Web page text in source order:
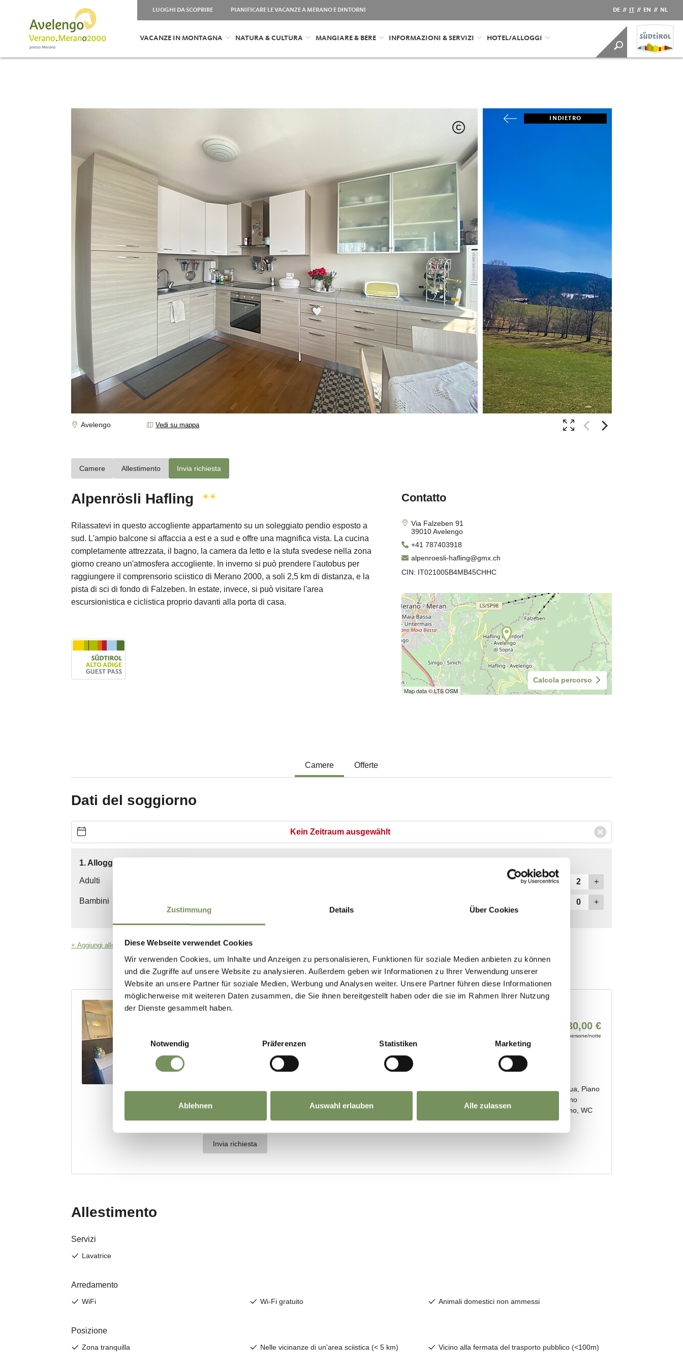
Zustimmung Details Über Cookies
Diese Webseite verwendet Cookies
Wir verwenden Cookies, um Inhalte und Anzeigen zu personalisieren, Funktionen für soziale Medien anbieten zu können
und die Zugriffe auf unsere Website zu analysieren. Außerdem geben wir Informationen zu Ihrer Verwendung unserer
Website an unsere Partner für soziale Medien, Werbung und Analysen weiter. Unsere Partner führen diese Informationen
möglicherweise mit weiteren Daten zusammen, die Sie ihnen bereitgestellt haben oder die sie im Rahmen Ihrer Nutzung
der Dienste gesammelt haben.
Einwilligungsauswahl
Notwendig
Präferenzen Statistiken Marketing
Ablehnen Auswahl erlauben Alle zulassen
LUOGHI DA SCOPRIRE PIANIFICARE LE VACANZE A MERANO E DINTORNI DE // IT // EN // NL
VACANZE IN MONTAGNA NATURA & CULTURA MANGIARE & BERE INFORMAZIONI & SERVIZI HOTEL/ALLOGGI
INDIETRO